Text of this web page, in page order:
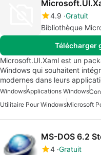
4.9 Gratuit
Bibliothèque
Télécharger
Microsoft.UI.Xaml est un
Windows qui souhaitent
modernes dans leurs
WindowsApplications Windows
Utilitaire Pour WindowsMicrosoft
MS-DOS 6.2
4 Gratuit